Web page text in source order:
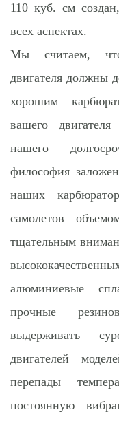
110 куб. см
всех аспектах.
Мы считаем, что
двигателя должны
хорошим
вашего
нашего
философия
наших
самолетов
тщательным
алюминиевые
прочные
выдерживать
двигателей
перепады
постоянную